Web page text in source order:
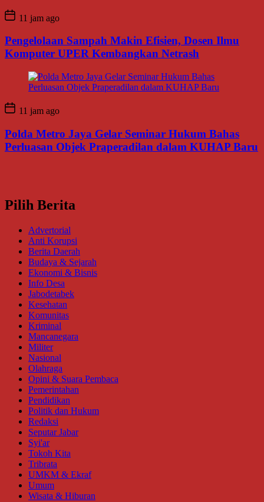
11 jam ago
Pengelolaan Sampah Makin Efisien, Dosen Ilmu
Komputer UPER Kembangkan Netrash
11 jam ago
Polda Metro Jaya Gelar Seminar Hukum Bahas
Perluasan Objek Praperadilan dalam KUHAP Baru
Pilih Berita
Advertorial
Anti Korupsi
Berita Daerah
Budaya & Sejarah
Ekonomi & Bisnis
Info Desa
Jabodetabek
Kesehatan
Komunitas
Kriminal
Mancanegara
Militer
Nasional
Olahraga
Opini & Suara Pembaca
Pemerintahan
Pendidikan
Politik dan Hukum
Redaksi
Seputar Jabar
Syi'ar
Tokoh Kita
Tribrata
UMKM & Ekraf
Umum
Wisata & Hiburan